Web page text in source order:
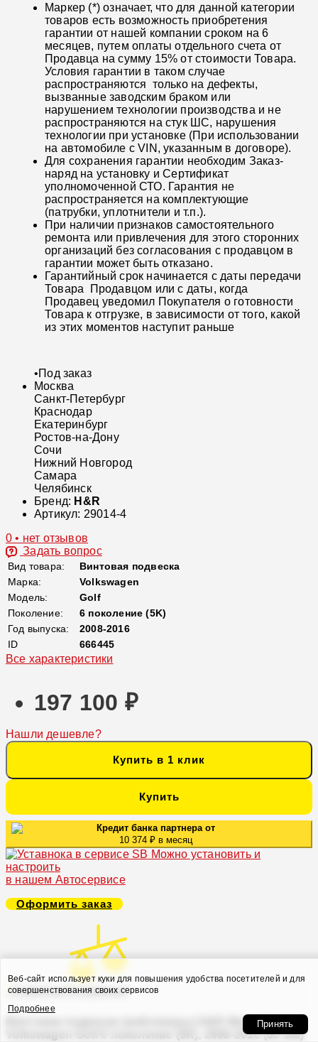
Маркер (*) означает, что для данной категории
товаров есть возможность приобретения
гарантии от нашей компании сроком на 6
месяцев, путем оплаты отдельного счета от
Продавца на сумму 15% от стоимости Товара.
Условия гарантии в таком случае
распространяются только на дефекты,
вызванные заводским браком или
нарушением технологии производства и не
распространяются на стук ШС, нарушения
технологии при установке (При использовании
на автомобиле с VIN, указанным в договоре).
Для сохранения гарантии необходим Заказ-
наряд на установку и Сертификат
уполномоченной СТО. Гарантия не
распространяется на комплектующие
(патрубки, уплотнители и т.п.).
При наличии признаков самостоятельного
ремонта или привлечения для этого сторонних
организаций без согласования с продавцом в
гарантии может быть отказано.
Гарантийный срок начинается с даты передачи
Товара Продавцом или с даты, когда
Продавец уведомил Покупателя о готовности
Товара к отгрузке, в зависимости от того, какой
из этих моментов наступит раньше
•Под заказ
Москва
Санкт-Петербург
Краснодар
Екатеринбург
Ростов-на-Дону
Сочи
Нижний Новгород
Самара
Челябинск
Бренд: H&R
Артикул: 29014-4
0 • нет отзывов
Задать вопрос
Вид товара:
Винтовая подвеска
Марка:
Volkswagen
Модель:
Golf
Поколение:
6 поколение (5K)
Год выпуска:
2008-2016
ID
666445
Все характеристики
197 100 ₽
Нашли дешевле?
Купить в 1 клик
Купить
Кредит банка партнера от
10 374 ₽ в месяц
Можно установить и
настроить
в нашем Автосервисе
Оформить заказ
В закладки В сравнение
Винтовая подвеска (койловеры) H&R Monotube,
Volkswagen Golf 6 поколение (5K), 2008-2016 (50 мм)
Веб-сайт использует куки для повышения удобства посетителей и для
совершенствования своих сервисов
Подробнее
Принять